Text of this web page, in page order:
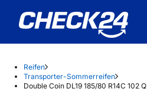
Reifen
Transporter-Sommerreifen
Double Coin DL19 185/80 R14C 102 Q